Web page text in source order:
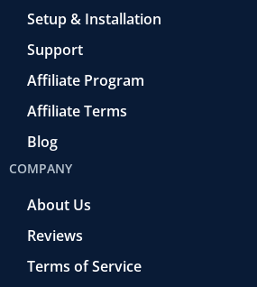
Setup & Installation
Support
Affiliate Program
Affiliate Terms
Blog
COMPANY
About Us
Reviews
Terms of Service